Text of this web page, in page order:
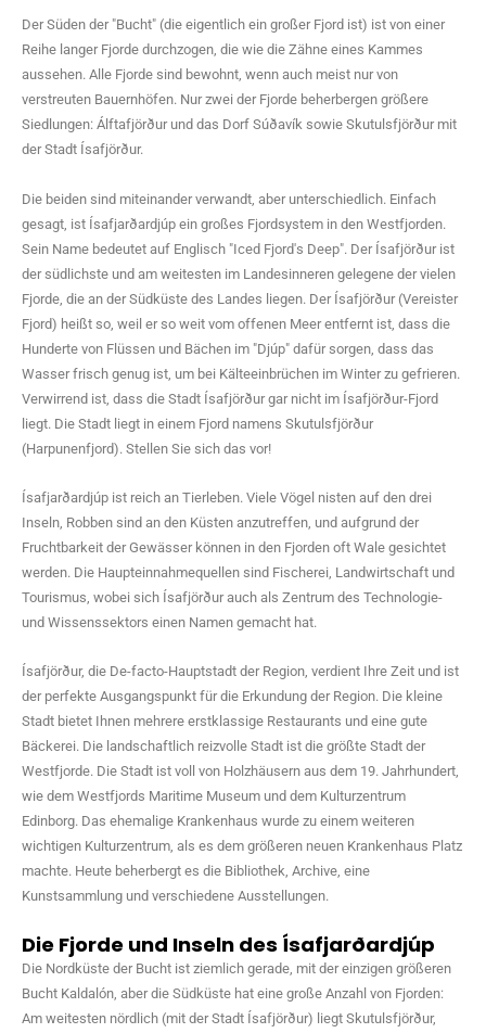
Der Süden der "Bucht" (die eigentlich ein großer Fjord ist) ist von einer
Reihe langer Fjorde durchzogen, die wie die Zähne eines Kammes
aussehen. Alle Fjorde sind bewohnt, wenn auch meist nur von
verstreuten Bauernhöfen. Nur zwei der Fjorde beherbergen größere
Siedlungen: Álftafjörður und das Dorf Súðavík sowie Skutulsfjörður mit
der Stadt Ísafjörður.
Die beiden sind miteinander verwandt, aber unterschiedlich. Einfach
gesagt, ist Ísafjarðardjúp ein großes Fjordsystem in den Westfjorden.
Sein Name bedeutet auf Englisch "Iced Fjord's Deep". Der Ísafjörður ist
der südlichste und am weitesten im Landesinneren gelegene der vielen
Fjorde, die an der Südküste des Landes liegen. Der Ísafjörður (Vereister
Fjord) heißt so, weil er so weit vom offenen Meer entfernt ist, dass die
Hunderte von Flüssen und Bächen im "Djúp" dafür sorgen, dass das
Wasser frisch genug ist, um bei Kälteeinbrüchen im Winter zu gefrieren.
Verwirrend ist, dass die Stadt Ísafjörður gar nicht im Ísafjörður-Fjord
liegt. Die Stadt liegt in einem Fjord namens Skutulsfjörður
(Harpunenfjord). Stellen Sie sich das vor!
Ísafjarðardjúp ist reich an Tierleben. Viele Vögel nisten auf den drei
Inseln, Robben sind an den Küsten anzutreffen, und aufgrund der
Fruchtbarkeit der Gewässer können in den Fjorden oft Wale gesichtet
werden. Die Haupteinnahmequellen sind Fischerei, Landwirtschaft und
Tourismus, wobei sich Ísafjörður auch als Zentrum des Technologie-
und Wissenssektors einen Namen gemacht hat.
Ísafjörður, die De-facto-Hauptstadt der Region, verdient Ihre Zeit und ist
der perfekte Ausgangspunkt für die Erkundung der Region. Die kleine
Stadt bietet Ihnen mehrere erstklassige Restaurants und eine gute
Bäckerei. Die landschaftlich reizvolle Stadt ist die größte Stadt der
Westfjorde. Die Stadt ist voll von Holzhäusern aus dem 19. Jahrhundert,
wie dem Westfjords Maritime Museum und dem Kulturzentrum
Edinborg. Das ehemalige Krankenhaus wurde zu einem weiteren
wichtigen Kulturzentrum, als es dem größeren neuen Krankenhaus Platz
machte. Heute beherbergt es die Bibliothek, Archive, eine
Kunstsammlung und verschiedene Ausstellungen.
Die Fjorde und Inseln des Ísafjarðardjúp
Die Nordküste der Bucht ist ziemlich gerade, mit der einzigen größeren
Bucht Kaldalón, aber die Südküste hat eine große Anzahl von Fjorden:
Am weitesten nördlich (mit der Stadt Ísafjörður) liegt Skutulsfjörður,